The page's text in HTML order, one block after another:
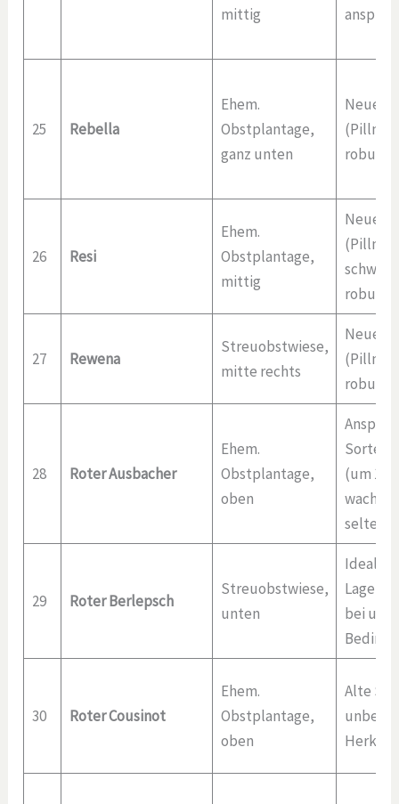
mittig
25 Rebella
Ehem.
Obstplantage,
ganz unten
Neuere
robust.
26 Resi
Ehem.
Obstplantage,
mittig
Neuere
robust/
27 Rewena
Streuobstwiese,
mitte rechts
Neuere
robust
28 Roter Ausbacher
Ehem.
Obstplantage,
oben
Sorte
(um
selten
29 Roter Berlepsch
Streuobstwiese,
unten
Ideal
Lagen,
bei
30 Roter Cousinot
Ehem.
Obstplantage,
oben
Alte